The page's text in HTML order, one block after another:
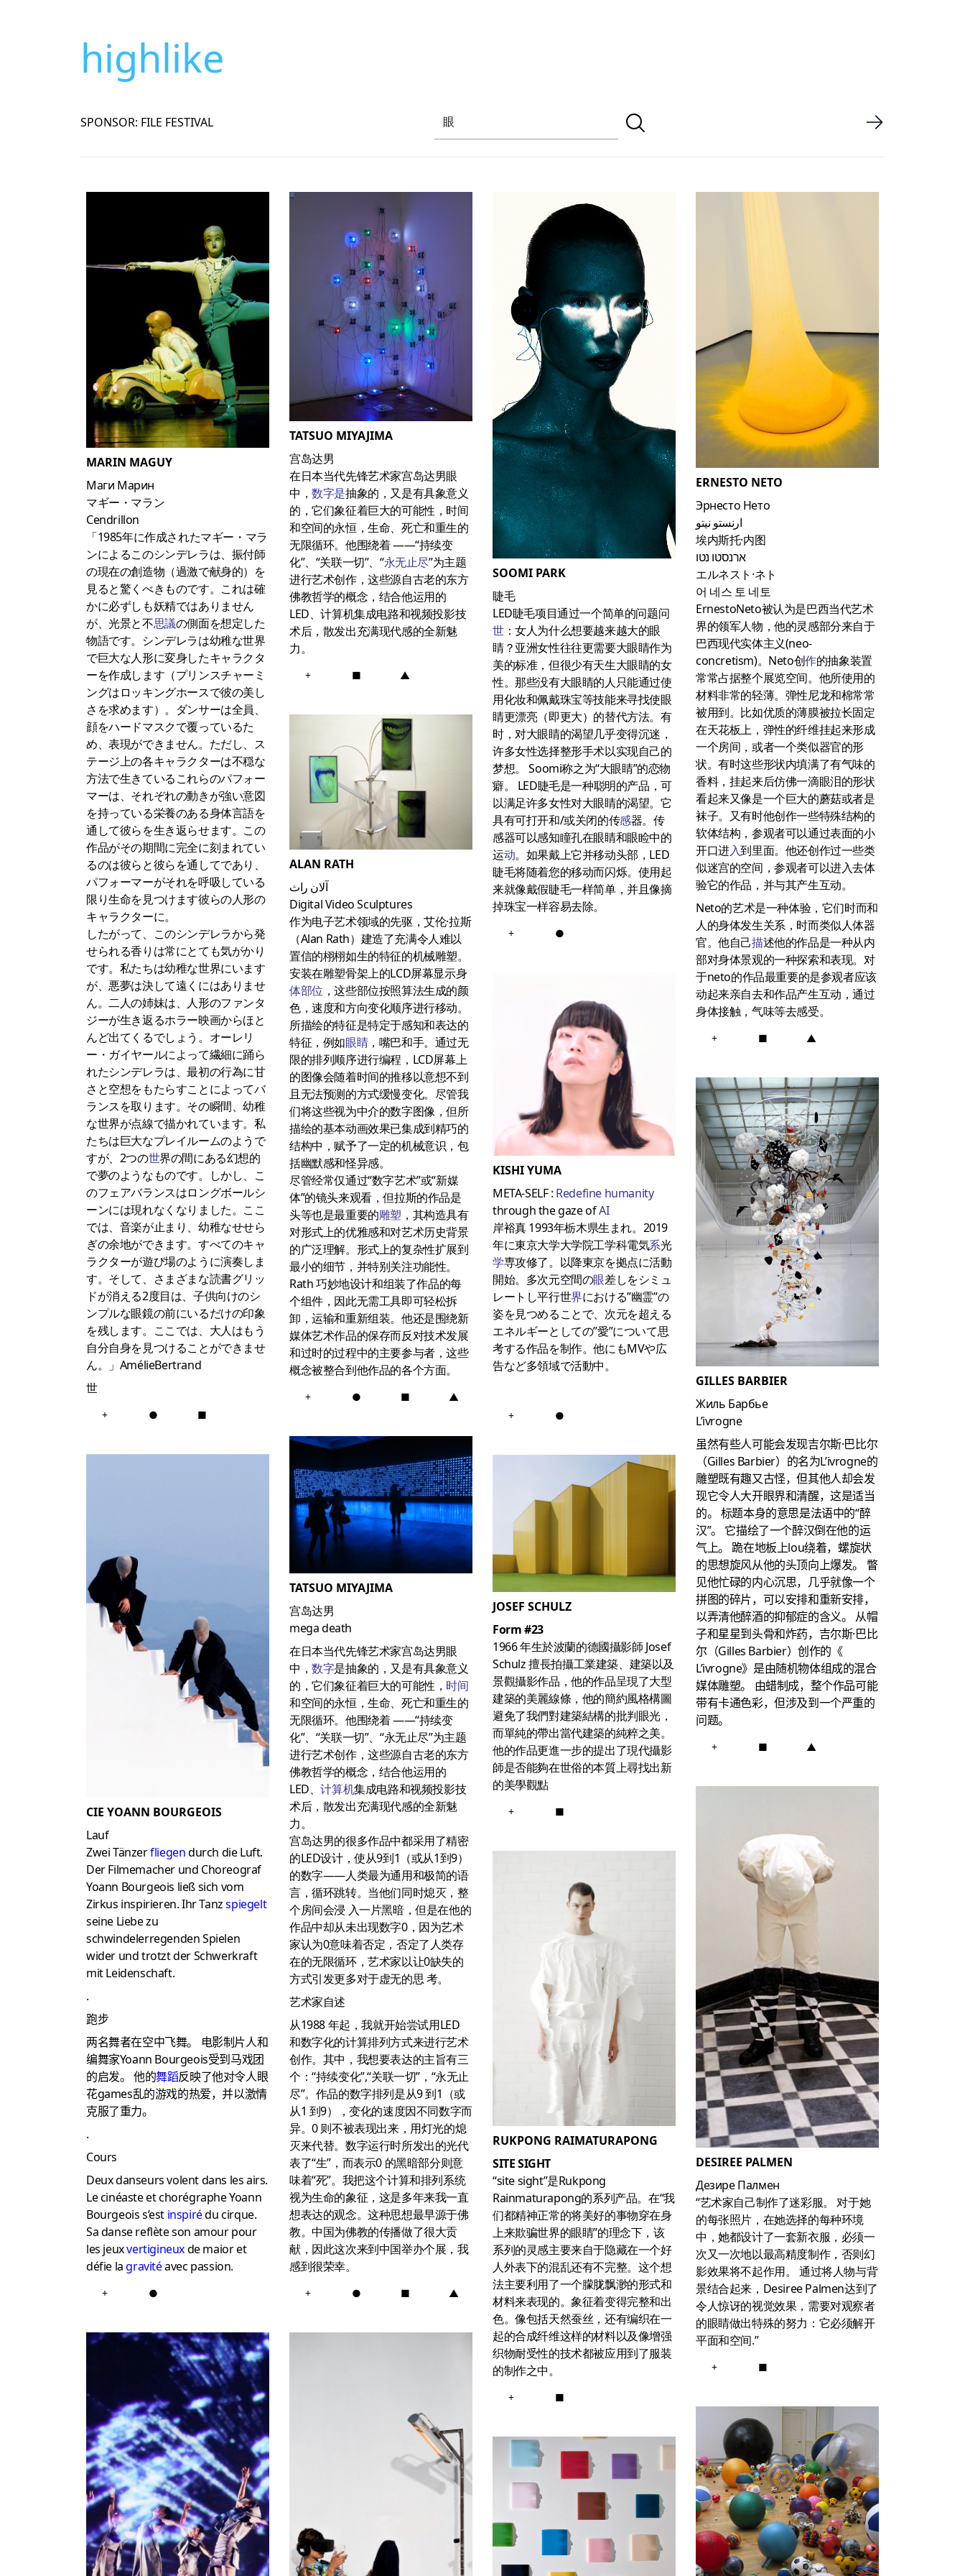
highlike
SPONSOR: FILE FESTIVAL
MARIN MAGUY
Маги Марин
マギー・マラン
Cendrillon
「1985年に作成されたマギー・マラ
ンによるこのシンデレラは、振付師
の現在の創造物（過激で献身的）を
見ると驚くべきものです。これは確
かに必ずしも妖精ではありません
が、光景と不思議の側面を想定した
物語です。シンデレラは幼稚な世界
で巨大な人形に変身したキャラクタ
ーを作成します（プリンスチャーミ
ングはロッキングホースで彼の美し
さを求めます）。ダンサーは全員、
顔をハードマスクで覆っているた
め、表現ができません。ただし、ス
テージ上の各キャラクターは不穏な
方法で生きているこれらのパフォー
マーは、それぞれの動きが強い意図
を持っている栄養のある身体言語を
通して彼らを生き返らせます。この
作品がその期間に完全に刻まれてい
るのは彼らと彼らを通してであり、
パフォーマーがそれを呼吸している
限り生命を見つけます彼らの人形の
キャラクターに。
したがって、このシンデレラから発
せられる香りは常にとても気がかり
です。私たちは幼稚な世界にいます
が、悪夢は決して遠くにはありませ
ん。二人の姉妹は、人形のファンタ
ジーが生き返るホラー映画からほと
んど出てくるでしょう。オーレリ
ー・ガイヤールによって繊細に踊ら
れたシンデレラは、最初の行為に甘
さと空想をもたらすことによってバ
ランスを取ります。その瞬間、幼稚
な世界が点線で描かれています。私
たちは巨大なプレイルームのようで
すが、2つの世界の間にある幻想的
で夢のようなものです。しかし、こ
のフェアバランスはロングボールシ
ーンには現れなくなりました。ここ
では、音楽が止まり、幼稚なせせら
ぎの余地ができます。すべてのキャ
ラクターが遊び場のように演奏しま
す。そして、さまざまな読書グリッ
ドが消える2度目は、子供向けのシ
ンプルな眼鏡の前にいるだけの印象
を残します。ここでは、大人はもう
自分自身を見つけることができませ
ん。」AmélieBertrand
世
+ ● ■
CIE YOANN BOURGEOIS
Lauf
Zwei Tänzerfliegendurch die Luft.
Der Filmemacher und Choreograf
Yoann Bourgeois ließ sich vom
Zirkus inspirieren. Ihr Tanzspiegelt
seine Liebe zu
schwindelerregenden Spielen
wider und trotzt der Schwerkraft
mit Leidenschaft.
.
跑步
两名舞者在空中飞舞。
电影制片人和
编舞家Yoann Bourgeois受到马戏团
的启发。 他的舞蹈反映了他对令人眼
花games乱的游戏的热爱，并以激情
克服了重力。
.
Cours
Deux danseurs volent dans les airs.
Le cinéaste et chorégraphe Yoann
Bourgeois s’est inspirédu cirque.
Sa danse reflète son amour pour
les jeuxvertigineuxde maior et
défie lagravitéavec passion.
+ ●
TATSUO MIYAJIMA
宫岛达男
在日本当代先锋艺术家宫岛达男眼
中，数字是抽象的，又是有具象意义
的，它们象征着巨大的可能性，时间
和空间的永恒，生命、死亡和重生的
无限循环。他围绕着 ——“持续变
化”、“关联一切”、“永无止尽”为主题
进行艺术创作，这些源自古老的东方
佛教哲学的概念，结合他运用的
LED、计算机集成电路和视频投影技
术后，散发出充满现代感的全新魅
力。
+ ■ ▲
ALAN RATH
آلان راث
Digital Video Sculptures
作为电子艺术领域的先驱，艾伦·拉斯
（Alan Rath）建造了充满令人难以
置信的栩栩如生的特征的机械雕塑。
安装在雕塑骨架上的LCD屏幕显示身
体部位 ，这些部位按照算法生成的颜
色，速度和方向变化顺序进行移动。
所描绘的特征是特定于感知和表达的
特征，例如眼睛，嘴巴和手。通过无
限的排列顺序进行编程，LCD屏幕上
的图像会随着时间的推移以意想不到
且无法预测的方式缓慢变化。尽管我
们将这些视为中介的数字图像，但所
描绘的基本动画效果已集成到精巧的
结构中，赋予了一定的机械意识，包
括幽默感和怪异感。
尽管经常仅通过“数字艺术”或“新媒
体”的镜头来观看，但拉斯的作品是
头等也是最重要的雕塑 ，其构造具有
对形式上的优雅感和对艺术历史背景
的广泛理解。形式上的复杂性扩展到
最小的细节，并特别关注功能性。
Rath 巧妙地设计和组装了作品的每
个组件，因此无需工具即可轻松拆
卸，运输和重新组装。他还是围绕新
媒体艺术作品的保存而反对技术发展
和过时的过程中的主要参与者，这些
概念被整合到他作品的各个方面。
+ ● ■ ▲
TATSUO MIYAJIMA
宫岛达男
mega death
在日本当代先锋艺术家宫岛达男眼
中，数字是抽象的，又是有具象意义
的，它们象征着巨大的可能性， 时间
和空间的永恒，生命、死亡和重生的
无限循环。他围绕着 ——“持续变
化”、“关联一切”、“永无止尽”为主题
进行艺术创作，这些源自古老的东方
佛教哲学的概念，结合他运用的
LED、计算机集成电路和视频投影技
术后，散发出充满现代感的全新魅
力。
宫岛达男的很多作品中都采用了精密
的LED设计，使从9到1（或从1到9）
的数字——人类最为通用和极简的语
言，循环跳转。当他们同时熄灭，整
个房间会浸 入一片黑暗，但是在他的
作品中却从未出现数字0，因为艺术
家认为0意味着否定，否定了人类存
在的无限循环，艺术家以让0缺失的
方式引发更多对于虚无的思 考。
艺术家自述
从1988 年起，我就开始尝试用LED
和数字化的计算排列方式来进行艺术
创作。其中，我想要表达的主旨有三
个：“持续变化”,“关联一切”，“永无止
尽”。作品的数字排列是从9 到1（或
从1 到9），变化的速度因不同数字而
异。0 则不被表现出来，用灯光的熄
灭来代替。数字运行时所发出的光代
表了“生”，而表示0 的黑暗部分则意
味着“死”。我把这个计算和排列系统
视为生命的象征，这是多年来我一直
想表达的观念。这种思想最早源于佛
教。中国为佛教的传播做了很大贡
献，因此这次来到中国举办个展，我
感到很荣幸。
+ ● ■ ▲
SOOMI PARK
睫毛
LED睫毛项目通过一个简单的问题问
世：女人为什么想要越来越大的眼
睛？亚洲女性往往更需要大眼睛作为
美的标准，但很少有天生大眼睛的女
性。那些没有大眼睛的人只能通过使
用化妆和佩戴珠宝等技能来寻找使眼
睛更漂亮（即更大）的替代方法。有
时，对大眼睛的渴望几乎变得沉迷，
许多女性选择整形手术以实现自己的
梦想。 Soomi称之为“大眼睛”的恋物
癖。 LED睫毛是一种聪明的产品，可
以满足许多女性对大眼睛的渴望。它
具有可打开和/或关闭的传感器。传
感器可以感知瞳孔在眼睛和眼睑中的
运动。如果戴上它并移动头部，LED
睫毛将随着您的移动而闪烁。使用起
来就像戴假睫毛一样简单，并且像摘
掉珠宝一样容易去除。
+ ●
KISHI YUMA
META-SELF : Redefine humanity
through the gaze ofAI
岸裕真 1993年栃木県生まれ。2019
年に東京大学大学院工学科電気系光
学専攻修了。以降東京を拠点に活動
開始。多次元空間の眼差しをシミュ
レートし平行世界における”幽霊”の
姿を見つめることで、次元を超える
エネルギーとしての”愛”について思
考する作品を制作。他にもMVや広
告など多領域で活動中。
+ ●
JOSEF SCHULZ
Form #23
1966 年生於波蘭的德國攝影師 Josef
Schulz 擅長拍攝工業建築、建築以及
景觀攝影作品，他的作品呈現了大型
建築的美麗線條，他的簡約風格構圖
避免了我們對建築結構的批判眼光，
而單純的帶出當代建築的純粹之美。
他的作品更進一步的提出了現代攝影
師是否能夠在世俗的本質上尋找出新
的美學觀點
+ ■
RUKPONG RAIMATURAPONG
SITE SIGHT
“site sight”是Rukpong
Rainmaturapong的系列产品。在“我
们都精神正常的将美好的事物穿在身
上来欺骗世界的眼睛”的理念下，该
系列的灵感主要来自于隐藏在一个好
人外表下的混乱还有不完整。这个想
法主要利用了一个朦胧飘渺的形式和
材料来表现的。象征着变得完整和出
色。像包括天然蚕丝，还有编织在一
起的合成纤维这样的材料以及像增强
织物耐受性的技术都被应用到了服装
的制作之中。
+ ■
ERNESTO NETO
Эрнесто Нето
ارنستو نيتو
埃内斯托·内图
ארנסטו נטו
エルネスト·ネト
어 네스 토 네토
ErnestoNeto被认为是巴西当代艺术
界的领军人物，他的灵感部分来自于
巴西现代实体主义(neo-
concretism)。Neto创作的抽象装置
常常占据整个展览空间。他所使用的
材料非常的轻薄。弹性尼龙和棉常常
被用到。比如优质的薄膜被拉长固定
在天花板上，弹性的纤维挂起来形成
一个房间，或者一个类似器官的形
状。有时这些形状内填满了有气味的
香料，挂起来后仿佛一滴眼泪的形状
看起来又像是一个巨大的蘑菇或者是
袜子。又有时他创作一些特殊结构的
软体结构，参观者可以通过表面的小
开口进入到里面。他还创作过一些类
似迷宫的空间，参观者可以进入去体
验它的作品，并与其产生互动。
Neto的艺术是一种体验，它们时而和
人的身体发生关系，时而类似人体器
官。他自己描述他的作品是一种从内
部对身体景观的一种探索和表现。对
于neto的作品最重要的是参观者应该
动起来亲自去和作品产生互动，通过
身体接触，气味等去感受。
+ ■ ▲
GILLES BARBIER
Жиль Барбье
L’ivrogne
虽然有些人可能会发现吉尔斯·巴比尔
（Gilles Barbier）的名为L’ivrogne的
雕塑既有趣又古怪，但其他人却会发
现它令人大开眼界和清醒，这是适当
的。 标题本身的意思是法语中的“醉
汉”。
它描绘了一个醉汉倒在他的运
气上。
跪在地板上lou绕着，螺旋状
的思想旋风从他的头顶向上爆发。
瞥
见他忙碌的内心沉思，几乎就像一个
拼图的碎片，可以安排和重新安排，
以弄清他醉酒的抑郁症的含义。
从帽
子和星星到头骨和炸药，吉尔斯·巴比
尔（Gilles Barbier）创作的《
L’ivrogne》是由随机物体组成的混合
媒体雕塑。
由蜡制成，整个作品可能
带有卡通色彩，但涉及到一个严重的
问题。
+ ■ ▲
DESIREE PALMEN
Дезире Палмен
“艺术家自己制作了迷彩服。 对于她
的每张照片，在她选择的每种环境
中，她都设计了一套新衣服，必须一
次又一次地以最高精度制作，否则幻
影效果将不起作用。 通过将人物与背
景结合起来，Desiree Palmen达到了
令人惊讶的视觉效果，需要对观察者
的眼睛做出特殊的努力：它必须解开
平面和空间.”
+ ■